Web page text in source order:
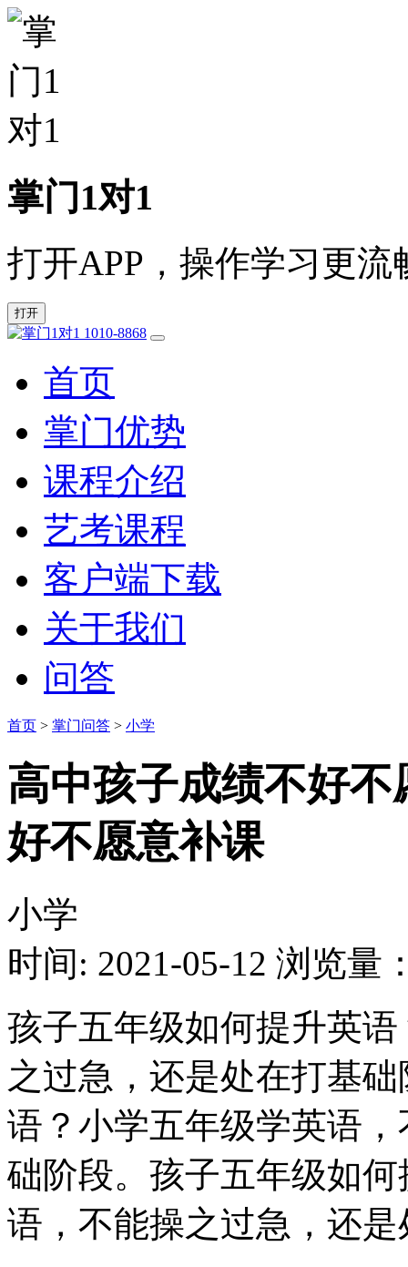
掌门1对1
打开APP，操作学习更流
打开
1010-8868
首页
掌门优势
课程介绍
艺考课程
客户端下载
关于我们
问答
首页 > 掌门问答 > 小学
高中孩子成绩不好
好不愿意补课
小学
时间: 2021-05-12 浏览量
孩子五年级如何提升英
之过急，还是处在打基
语？小学五年级学英语
础阶段。孩子五年级如
语，不能操之过急，还